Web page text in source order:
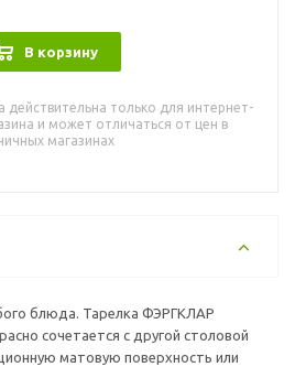
В корзину
действительна только для интернет-
и может отличаться от цен в
магазинах
блюда. Тарелка ФЭРГКЛАР
сочетается с другой столовой
матовую поверхность или